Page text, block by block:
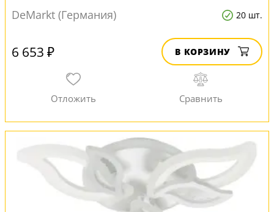
DeMarkt (Германия)
20 шт.
6 653 ₽ В КОРЗИНУ